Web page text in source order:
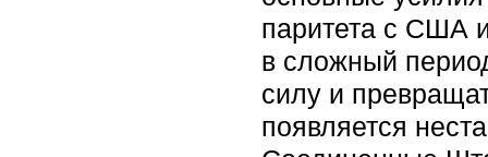
паритета с США
в сложный
силу и
появляется